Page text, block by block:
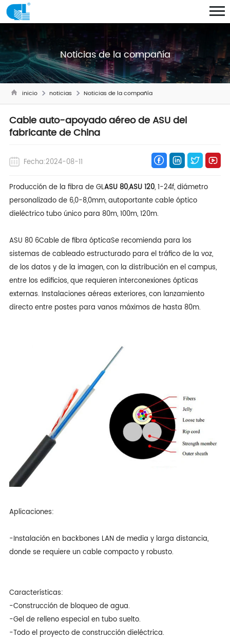
Noticias de la compañía
inicio noticias Noticias de la compañía
Cable auto-apoyado aéreo de ASU del
fabricante de China
Fecha:2024-08-11
Producción de la fibra de GLASU 80,ASU 120, 1-24f, diámetro
personalizado de 6,0-8,0mm, autoportante cable óptico
dieléctrico tubo único para 80m, 100m, 120m.
ASU 80 6Cable de fibra ópticaSe recomienda para los
sistemas de cableado estructurado para el tráfico de la voz,
de los datos y de la imagen, con la distribución en el campus,
entre los edificios, que requieren interconexiones ópticas
externas. Instalaciones aéreas exteriores, con lanzamiento
directo entre postes para vanos máximos de hasta 80m.
Aplicaciones:
-Instalación en backbones LAN de media y larga distancia,
donde se requiere un cable compacto y robusto.
Características:
-Construcción de bloqueo de agua.
-Gel de relleno especial en tubo suelto.
-Todo el proyecto de construcción dieléctrica.